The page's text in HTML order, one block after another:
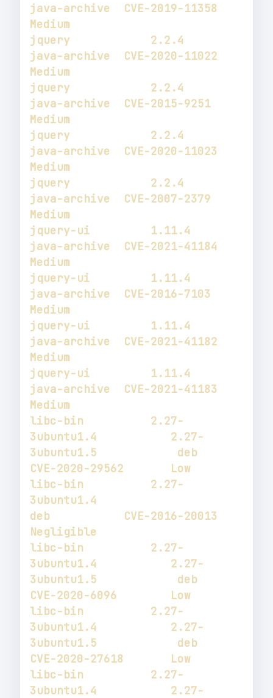
java-archive  CVE-2019-11358
jquery            2.2.4
java-archive  CVE-2020-11022
jquery            2.2.4
java-archive  CVE-2015-9251
jquery            2.2.4
java-archive  CVE-2020-11023
jquery            2.2.4
java-archive  CVE-2007-2379
jquery-ui         1.11.4
java-archive  CVE-2021-41184
jquery-ui         1.11.4
java-archive  CVE-2016-7103
jquery-ui         1.11.4
java-archive  CVE-2021-41182
jquery-ui         1.11.4
java-archive  CVE-2021-41183
libc-bin          2.27-
3ubuntu1.4           2.27-
3ubuntu1.5            deb
libc-bin          2.27-
3ubuntu1.4
deb           CVE-2016-20013
libc-bin          2.27-
3ubuntu1.4           2.27-
3ubuntu1.5            deb
libc-bin          2.27-
3ubuntu1.4           2.27-
3ubuntu1.5            deb
libc-bin          2.27-
3ubuntu1.4           2.27-